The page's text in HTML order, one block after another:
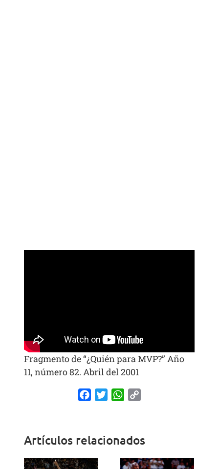
Fragmento de “¿Quién para MVP?” Año
11, número 82. Abril del 2001
FacebookTwitterWhatsApp
Artículos relacionados